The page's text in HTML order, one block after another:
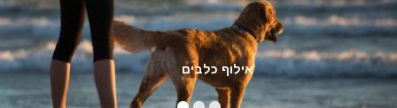
אילוף כלבים